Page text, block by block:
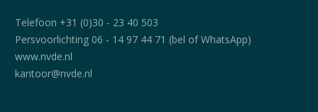
Telefoon +31 (0)30 - 23 40 503
Persvoorlichting 06 - 14 97 44 71 (bel of WhatsApp)
www.nvde.nl
kantoor@nvde.nl